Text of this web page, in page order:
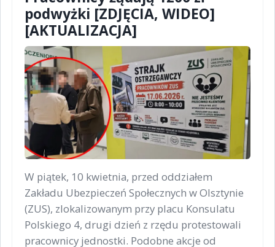
podwyżki [ZDJĘCIA, WIDEO]
[AKTUALIZACJA]
W piątek, 10 kwietnia, przed oddziałem
Zakładu Ubezpieczeń Społecznych w Olsztynie
(ZUS), zlokalizowanym przy placu Konsulatu
Polskiego 4, drugi dzień z rzędu protestowali
pracownicy jednostki. Podobne akcje od